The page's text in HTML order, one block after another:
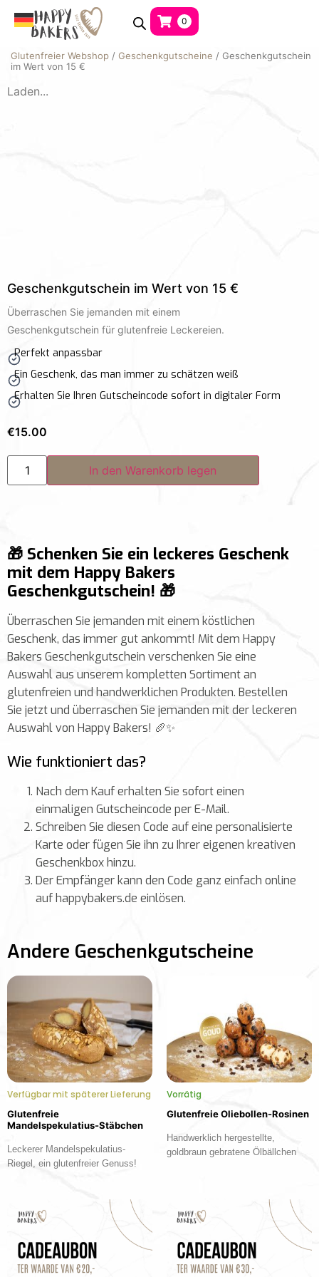
0
Glutenfreier Webshop / Geschenkgutscheine / Geschenkgutschein
im Wert von 15 €
Laden...
Geschenkgutschein im Wert von 15 €
Überraschen Sie jemanden mit einem
Geschenkgutschein für glutenfreie Leckereien.
Perfekt anpassbar
Ein Geschenk, das man immer zu schätzen weiß
Erhalten Sie Ihren Gutscheincode sofort in digitaler Form
€15.00
In den Warenkorb legen
🎁 Schenken Sie ein leckeres Geschenk
mit dem Happy Bakers
Geschenkgutschein! 🎁
Überraschen Sie jemanden mit einem köstlichen
Geschenk, das immer gut ankommt! Mit dem Happy
Bakers Geschenkgutschein verschenken Sie eine
Auswahl aus unserem kompletten Sortiment an
glutenfreien und handwerklichen Produkten. Bestellen
Sie jetzt und überraschen Sie jemanden mit der leckeren
Auswahl von Happy Bakers! 🥖✨
Wie funktioniert das?
Nach dem Kauf erhalten Sie sofort einen
einmaligen Gutscheincode per E-Mail.
Schreiben Sie diesen Code auf eine personalisierte
Karte oder fügen Sie ihn zu Ihrer eigenen kreativen
Geschenkbox hinzu.
Der Empfänger kann den Code ganz einfach online
auf happybakers.de einlösen.
Andere Geschenkgutscheine
Verfügbar mit späterer Lieferung
Glutenfreie
Mandelspekulatius-Stäbchen
Leckerer Mandelspekulatius-
Riegel, ein glutenfreier Genuss!
Vorrätig
Glutenfreie Oliebollen-Rosinen
Handwerklich hergestellte,
goldbraun gebratene Ölbällchen